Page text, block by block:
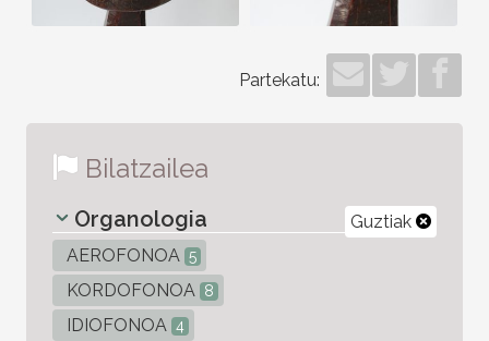
Partekatu:
Bilatzailea
Guztiak
Organologia
AEROFONOA 5
KORDOFONOA 8
IDIOFONOA 4